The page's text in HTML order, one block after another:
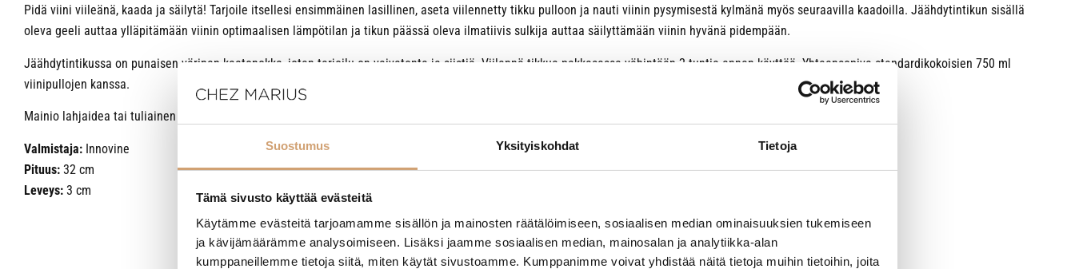
Suostumus Yksityiskohdat Tietoja
Tämä sivusto käyttää evästeitä
Käytämme evästeitä tarjoamamme sisällön ja mainosten räätälöimiseen, sosiaalisen median ominaisuuksien tukemiseen
ja kävijämäärämme analysoimiseen. Lisäksi jaamme sosiaalisen median, mainosalan ja analytiikka-alan
kumppaneillemme tietoja siitä, miten käytät sivustoamme. Kumppanimme voivat yhdistää näitä tietoja muihin tietoihin, joita
Pidä viini viileänä, kaada ja säilytä! Tarjoile itsellesi ensimmäinen lasillinen, aseta viilennetty tikku pulloon ja nauti viinin pysymisestä kylmänä myös seuraavilla kaadoilla. Jäähdytintikun sisällä
oleva geeli auttaa ylläpitämään viinin optimaalisen lämpötilan ja tikun päässä oleva ilmatiivis sulkija auttaa säilyttämään viinin hyvänä pidempään.
Jäähdytintikussa on punaisen värinen kaatonokka, joten tarjoilu on vaivatonta ja siistiä. Viilennä tikkua pakkasessa vähintään 2 tuntia ennen käyttöä. Yhteensopiva standardikokoisien 750 ml
viinipullojen kanssa.
Mainio lahjaidea tai tuliainen juhliin! Jäähdytintikku tulee pestä käsin.
Valmistaja: Innovine
Pituus: 32 cm
Leveys: 3 cm